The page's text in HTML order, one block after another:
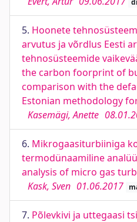
5. Hoonete
arvutus ja võrdlus Eesti
tehnosüsteemide
the carbon foorprint of
comparison with the
Estonian methodology
Kasemägi, Anette
6. Mikrogaasiturbiiniga
termodünaamiline
analysis of micro gas
Kask, Sven 01.06.2017
7. Põlevkivi ja uttegaasi